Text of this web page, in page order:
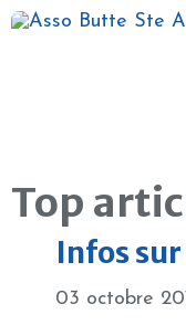
Top
Infos
03 octobre